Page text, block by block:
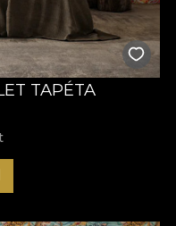
TAPÉTA